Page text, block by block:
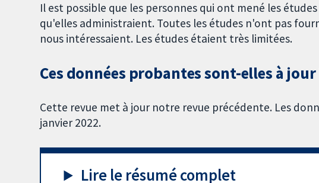
Il est possible que les personnes qui ont mené les
qu'elles administraient. Toutes les études n'ont pas
nous intéressaient. Les études étaient très limitées.
Ces données probantes sont-elles à jour
Cette revue met à jour notre revue précédente. Les
janvier 2022.
Lire le résumé complet